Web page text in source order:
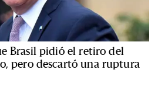
Brasil pidió el retiro del
pero descartó una ruptura